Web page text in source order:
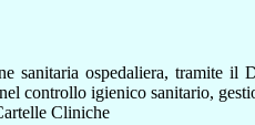
sanitaria ospedaliera, tramite il
controllo igienico sanitario,
Cliniche